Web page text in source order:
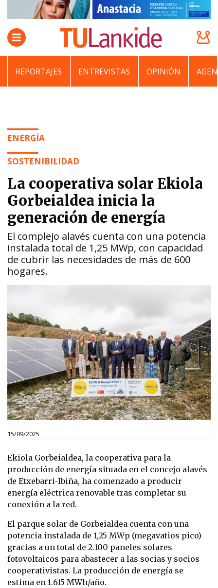
REPORTAJES ENTREVISTAS OPINIÓN
ENERGÍA
SOSTENIBILIDAD
La cooperativa solar Ekiola
Gorbeialdea inicia la
generación de energía
El complejo alavés cuenta con una potencia
instalada total de 1,25 MWp, con capacidad
de cubrir las necesidades de más de 600
hogares.
15/09/2025
Ekiola Gorbeialdea, la cooperativa para la
producción de energía situada en el concejo alavés
de Etxebarri-Ibiña, ha comenzado a producir
energía eléctrica renovable tras completar su
conexión a la red.
El parque solar de Gorbeialdea cuenta con una
potencia instalada de 1,25 MWp (megavatios pico)
gracias a un total de 2.100 paneles solares
fotovoltaicos para abastecer a las socias y socios
cooperativistas. La producción de energía se
estima en 1.615 MWh/año.